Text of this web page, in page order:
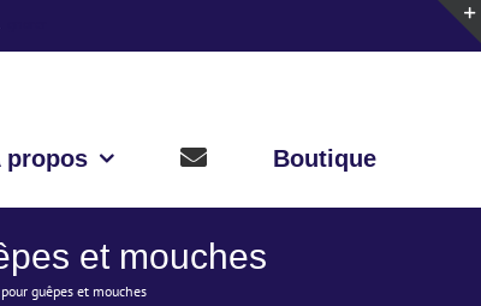
propos Boutique
et mouches
guêpes et mouches